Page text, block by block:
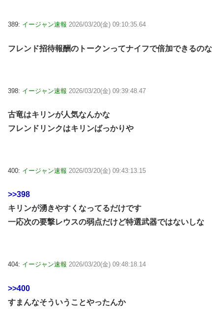
389: イージャン速報 2026/03/20(金) 09:10:35.64
フレンド招待報酬のトークンってナイフで倍加できるのな
398: イージャン速報 2026/03/20(金) 09:39:48.47
古竜はキリンが人気なんかな
フレンドリンクはキリンばっかりや
400: イージャン速報 2026/03/20(金) 09:43:13.15
>>398
キリンが湧きやすくなってるだけです
一応次の要撃レウスの弱点だけど特選武器ではないしな
404: イージャン速報 2026/03/20(金) 09:48:18.14
>>400
すまんなそういうことやったんか